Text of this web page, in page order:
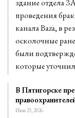
здание отдела
проведения
канала Baza, в
осколочные
были
которые
В Пятигорске
Июн 23, 2026